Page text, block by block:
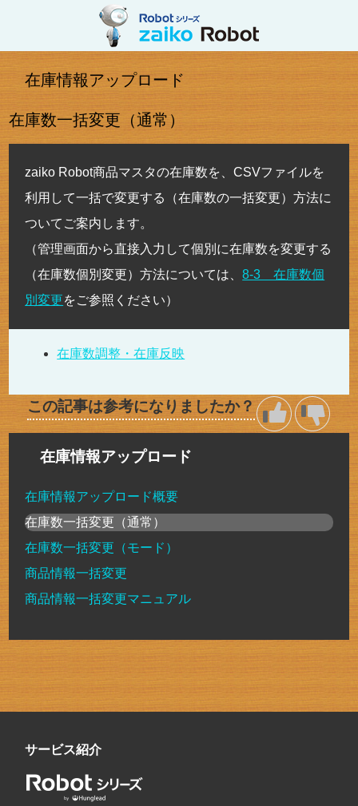
在庫情報アップロード
在庫数一括変更（通常）
zaiko Robot商品マスタの在庫数を、CSVファイルを
利用して一括で変更する（在庫数の一括変更）方法に
ついてご案内します。
（管理画面から直接入力して個別に在庫数を変更する
（在庫数個別変更）方法については、8-3 在庫数個
別変更をご参照ください）
在庫数調整・在庫反映
この記事は参考になりましたか？
在庫情報アップロード
在庫情報アップロード概要
在庫数一括変更（通常）
在庫数一括変更（モード）
商品情報一括変更
商品情報一括変更マニュアル
サービス紹介